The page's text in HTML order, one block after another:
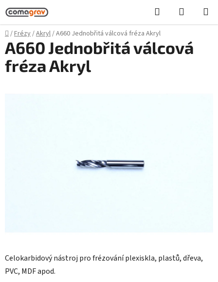
Přejít
na
obsah
Hledat
KOŠÍK
Domů
/Frézy/Akryl/A660 Jednobřitá válcová fréza Akryl
Celokarbidový nástroj pro frézování plexiskla, plastů, dřeva,
PVC, MDF apod.
A660 Jednobřitá válcová
fréza Akryl